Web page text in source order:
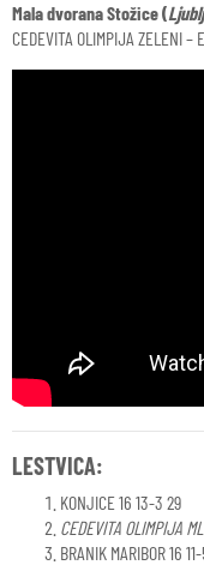
Mala dvorana Stožice (
CEDEVITA OLIMPIJA ZELENI –
LESTVICA:
KONJICE 16 13-3 29
CEDEVITA OLIMPIJA
BRANIK MARIBOR 16